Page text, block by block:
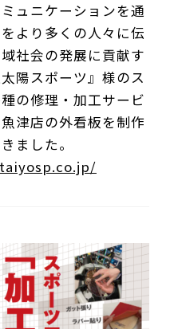
ュニケーションを通
より多くの人々に伝
社会の発展に貢献す
陽スポーツ』様のス
の修理・加工サービ
津店の外看板を制作
ました。